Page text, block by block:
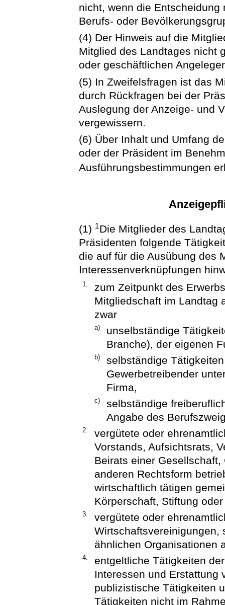
nicht, wenn die
Berufs- oder
(4) Der Hinweis auf die
Mitglied des Landtages nicht
oder geschäftlichen
(5) In Zweifelsfragen ist das
durch Rückfragen bei der
Auslegung der Anzeige- und
vergewissern.
(6) Über Inhalt und Umfang
oder der Präsident im
Ausführungsbestimmungen
(1) 1Die Mitglieder des
Präsidenten folgende
die auf für die Ausübung des
Interessenverknüpfungen
1.
zum Zeitpunkt des
Mitgliedschaft im Landtag
zwar
a)
unselbständige
Branche), der eigenen
b)
selbständige
Gewerbetreibender
Firma,
c)
selbständige
Angabe des
2.
vergütete oder
Vorstands, Aufsichtsrats,
Beirats einer
anderen Rechtsform
wirtschaftlich tätigen
Körperschaft, Stiftung
3.
vergütete oder
Wirtschaftsvereinigungen,
ähnlichen Organisationen
4.
entgeltliche Tätigkeiten
Interessen und Erstattung
publizistische Tätigkeiten
Tätigkeiten nicht im